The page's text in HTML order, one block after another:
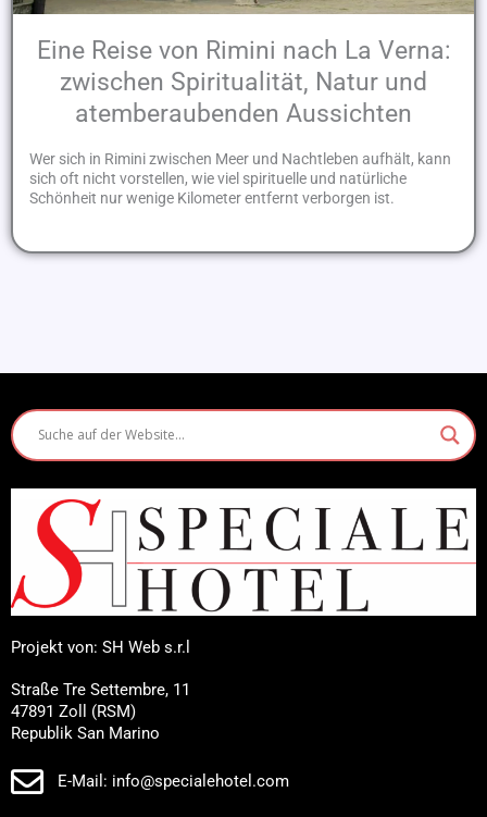
Eine Reise von Rimini nach La Verna:
zwischen Spiritualität, Natur und
atemberaubenden Aussichten
Wer sich in Rimini zwischen Meer und Nachtleben aufhält, kann
sich oft nicht vorstellen, wie viel spirituelle und natürliche
Schönheit nur wenige Kilometer entfernt verborgen ist.
Projekt von: SH Web s.r.l
Straße Tre Settembre, 11
47891 Zoll (RSM)
Republik San Marino
E-Mail: info@specialehotel.com